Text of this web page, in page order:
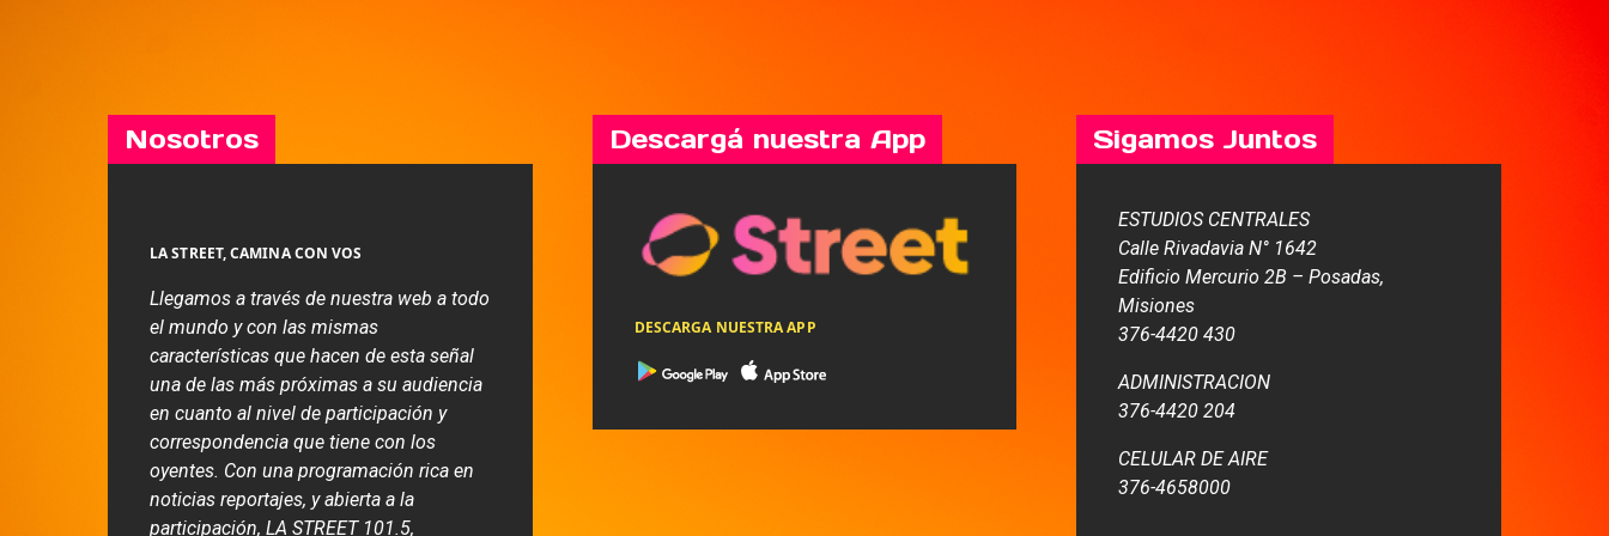
Nosotros
LA STREET, CAMINA CON VOS
Llegamos a través de nuestra web a todo
el mundo y con las mismas
características que hacen de esta señal
una de las más próximas a su audiencia
en cuanto al nivel de participación y
correspondencia que tiene con los
oyentes. Con una programación rica en
noticias reportajes, y abierta a la
participación, LA STREET 101.5,
Descargá nuestra App
DESCARGA NUESTRA APP
Sigamos Juntos
ESTUDIOS CENTRALES
Calle Rivadavia N° 1642
Edificio Mercurio 2B – Posadas,
Misiones
376-4420 430
ADMINISTRACION
376-4420 204
CELULAR DE AIRE
376-4658000